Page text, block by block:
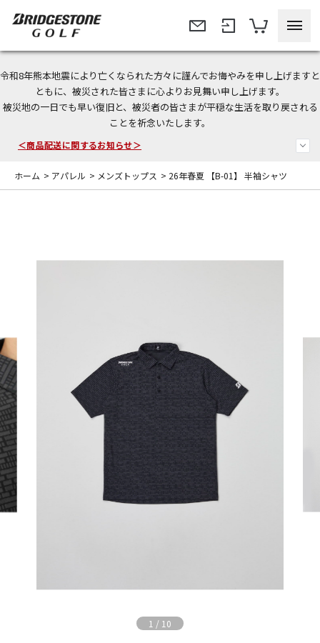
令和8年熊本地震により亡くなられた方々に謹んでお悔やみを申し上げますと
ともに、被災された皆さまに心よりお見舞い申し上げます。
被災地の一日でも早い復旧と、被災者の皆さまが平穏な生活を取り戻される
ことを祈念いたします。
＜夏季休暇中のご注文・発送・お問い合わせ＞
今なら新規会員登録で1,000円OFFクーポンプレゼント！
＜商品配送に関するお知らせ＞
ホーム > アパレル > メンズトップス > 26年春夏 【B-01】 半袖シャツ
1 / 10